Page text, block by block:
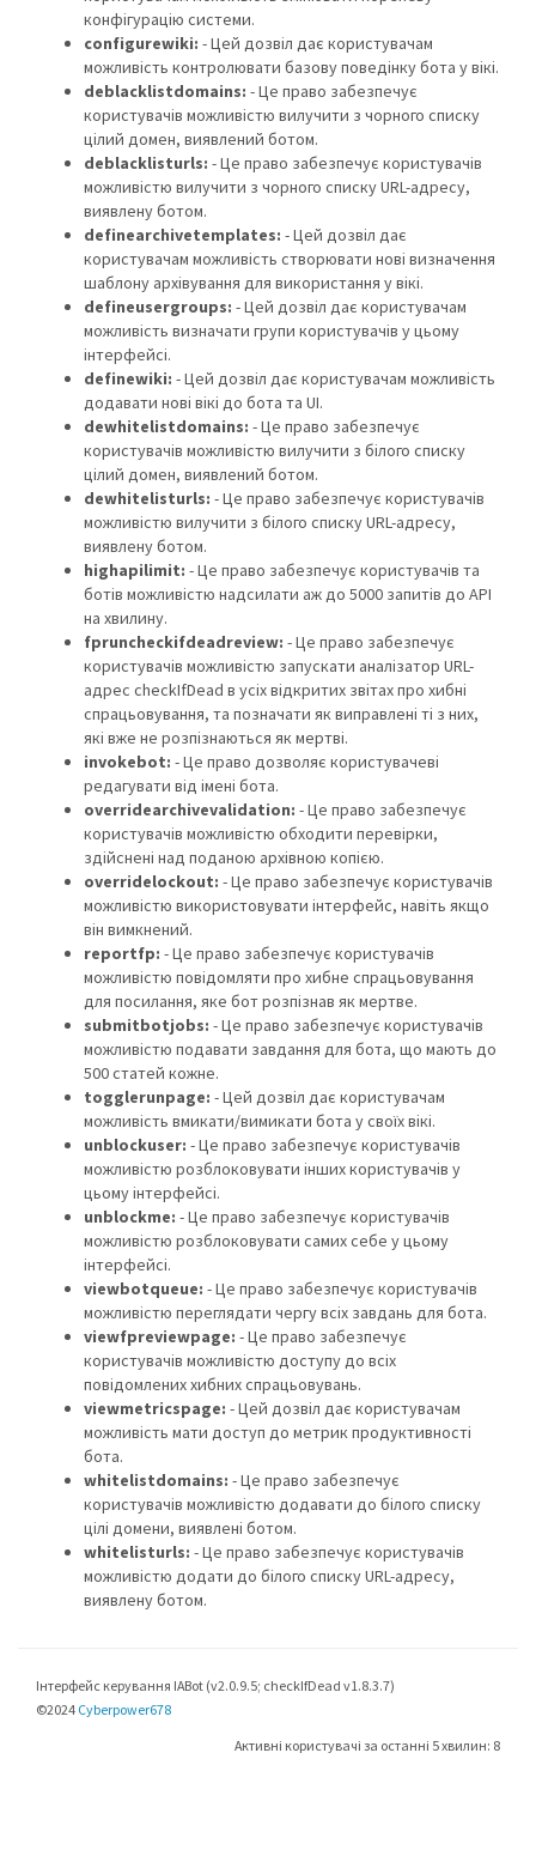
конфігурацію системи.
configurewiki: - Цей дозвіл дає користувачам
можливість контролювати базову поведінку бота у вікі.
deblacklistdomains: - Це право забезпечує
користувачів можливістю вилучити з чорного списку
цілий домен, виявлений ботом.
deblacklisturls: - Це право забезпечує користувачів
можливістю вилучити з чорного списку URL-адресу,
виявлену ботом.
definearchivetemplates: - Цей дозвіл дає
користувачам можливість створювати нові визначення
шаблону архівування для використання у вікі.
defineusergroups: - Цей дозвіл дає користувачам
можливість визначати групи користувачів у цьому
інтерфейсі.
definewiki: - Цей дозвіл дає користувачам можливість
додавати нові вікі до бота та UI.
dewhitelistdomains: - Це право забезпечує
користувачів можливістю вилучити з білого списку
цілий домен, виявлений ботом.
dewhitelisturls: - Це право забезпечує користувачів
можливістю вилучити з білого списку URL-адресу,
виявлену ботом.
highapilimit: - Це право забезпечує користувачів та
ботів можливістю надсилати аж до 5000 запитів до API
на хвилину.
fpruncheckifdeadreview: - Це право забезпечує
користувачів можливістю запускати аналізатор URL-
адрес checkIfDead в усіх відкритих звітах про хибні
спрацьовування, та позначати як виправлені ті з них,
які вже не розпізнаються як мертві.
invokebot: - Це право дозволяє користувачеві
редагувати від імені бота.
overridearchivevalidation: - Це право забезпечує
користувачів можливістю обходити перевірки,
здійснені над поданою архівною копією.
overridelockout: - Це право забезпечує користувачів
можливістю використовувати інтерфейс, навіть якщо
він вимкнений.
reportfp: - Це право забезпечує користувачів
можливістю повідомляти про хибне спрацьовування
для посилання, яке бот розпізнав як мертве.
submitbotjobs: - Це право забезпечує користувачів
можливістю подавати завдання для бота, що мають до
500 статей кожне.
togglerunpage: - Цей дозвіл дає користувачам
можливість вмикати/вимикати бота у своїх вікі.
unblockuser: - Це право забезпечує користувачів
можливістю розблоковувати інших користувачів у
цьому інтерфейсі.
unblockme: - Це право забезпечує користувачів
можливістю розблоковувати самих себе у цьому
інтерфейсі.
viewbotqueue: - Це право забезпечує користувачів
можливістю переглядати чергу всіх завдань для бота.
viewfpreviewpage: - Це право забезпечує
користувачів можливістю доступу до всіх
повідомлених хибних спрацьовувань.
viewmetricspage: - Цей дозвіл дає користувачам
можливість мати доступ до метрик продуктивності
бота.
whitelistdomains: - Це право забезпечує
користувачів можливістю додавати до білого списку
цілі домени, виявлені ботом.
whitelisturls: - Це право забезпечує користувачів
можливістю додати до білого списку URL-адресу,
виявлену ботом.
Інтерфейс керування IABot (v2.0.9.5; checkIfDead v1.8.3.7)
©2024 Cyberpower678
Активні користувачі за останні 5 хвилин: 8